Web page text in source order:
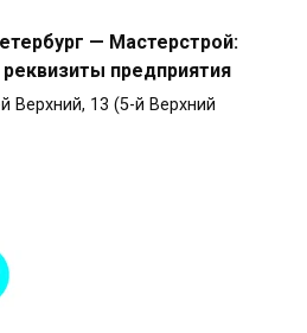
— Мастерстрой:
предприятия
Верхний, 13 (5-й Верхний